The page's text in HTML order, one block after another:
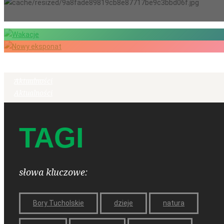
Wakacje
TAGI
słowa kluczowe:
Bory Tucholskie dzieje natura